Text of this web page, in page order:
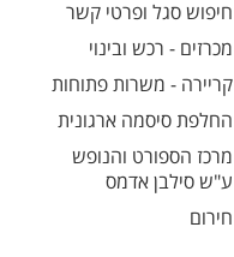
חיפוש סגל ופרטי קשר
מכרזים - רכש ובינוי
קריירה - משרות פתוחות
החלפת סיסמה ארגונית
מרכז הספורט והנופש
ע"ש סילבן אדמס
חירום